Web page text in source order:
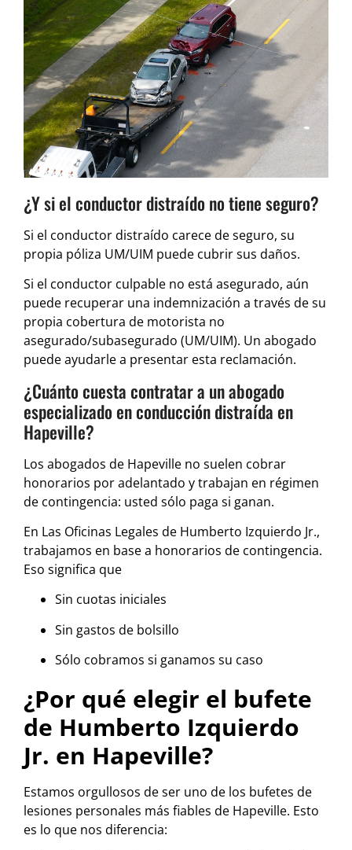
¿Y si el conductor distraído no tiene seguro?
Si el conductor distraído carece de seguro, su
propia póliza UM/UIM puede cubrir sus daños.
Si el conductor culpable no está asegurado, aún
puede recuperar una indemnización a través de su
propia cobertura de motorista no
asegurado/subasegurado (UM/UIM). Un abogado
puede ayudarle a presentar esta reclamación.
¿Cuánto cuesta contratar a un abogado
especializado en conducción distraída en
Hapeville?
Los abogados de Hapeville no suelen cobrar
honorarios por adelantado y trabajan en régimen
de contingencia: usted sólo paga si ganan.
En Las Oficinas Legales de Humberto Izquierdo Jr.,
trabajamos en base a honorarios de contingencia.
Eso significa que
Sin cuotas iniciales
Sin gastos de bolsillo
Sólo cobramos si ganamos su caso
¿Por qué elegir el bufete
de Humberto Izquierdo
Jr. en Hapeville?
Estamos orgullosos de ser uno de los bufetes de
lesiones personales más fiables de Hapeville. Esto
es lo que nos diferencia: